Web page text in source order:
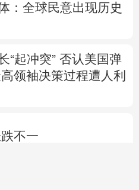
：全球民意出现历史
“起冲突” 否认美国弹
领袖决策过程遭人利
不一